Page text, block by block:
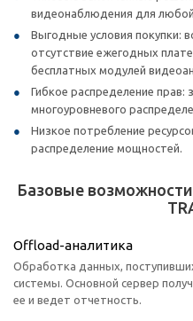
видеонаблюдения для
Выгодные условия покупки:
отсутствие ежегодных
бесплатных модулей
Гибкое распределение
многоуровневого
Низкое потребление
распределение мощностей.
Базовые
Offload-аналитика
Обработка данных,
системы. Основной сервер
ее и ведет отчетность.